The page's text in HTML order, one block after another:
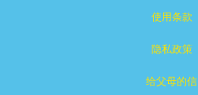
使用条款
隐私政策
给父母的信